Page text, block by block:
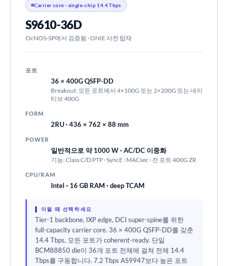
Carrier core · single-chip 14.4 Tbps
S9610-36D
OcNOS-SP에서 검증됨 · ONIE 사전 탑재
포트
36 × 400G QSFP-DD
Breakout: 모든 포트에서 4×100G 또는 2×200G 또는 네이
티브 400G
FORM
2RU · 436 × 762 × 88 mm
POWER
일반적으로 약 1000 W · AC/DC 이중화
기능: Class C/D PTP · SyncE · MACsec · 전 포트 400G ZR
CPU/RAM
Intel · 16 GB RAM · deep TCAM
▌ 이럴 때 선택하세요
Tier-1 backbone, IXP edge, DCI super-spine를 위한
full-capacity carrier core. 36 × 400G QSFP-DD를 갖춘
14.4 Tbps, 모든 포트가 coherent-ready. 단일
BCM88850 die이 36개 포트 전체에 걸쳐 전체 14.4
Tbps를 구동합니다. 7.2 Tbps AS9947보다 높은 포트